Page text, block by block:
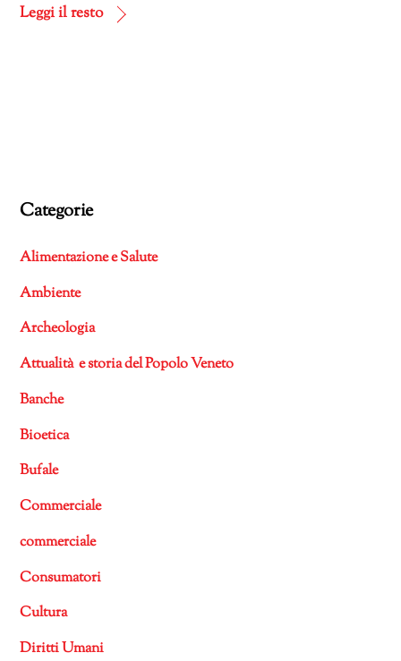
corso…
Leggi il resto
Categorie
Alimentazione e Salute
Ambiente
Archeologia
Attualità e storia del Popolo Veneto
Banche
Bioetica
Bufale
Commerciale
commerciale
Consumatori
Cultura
Diritti Umani